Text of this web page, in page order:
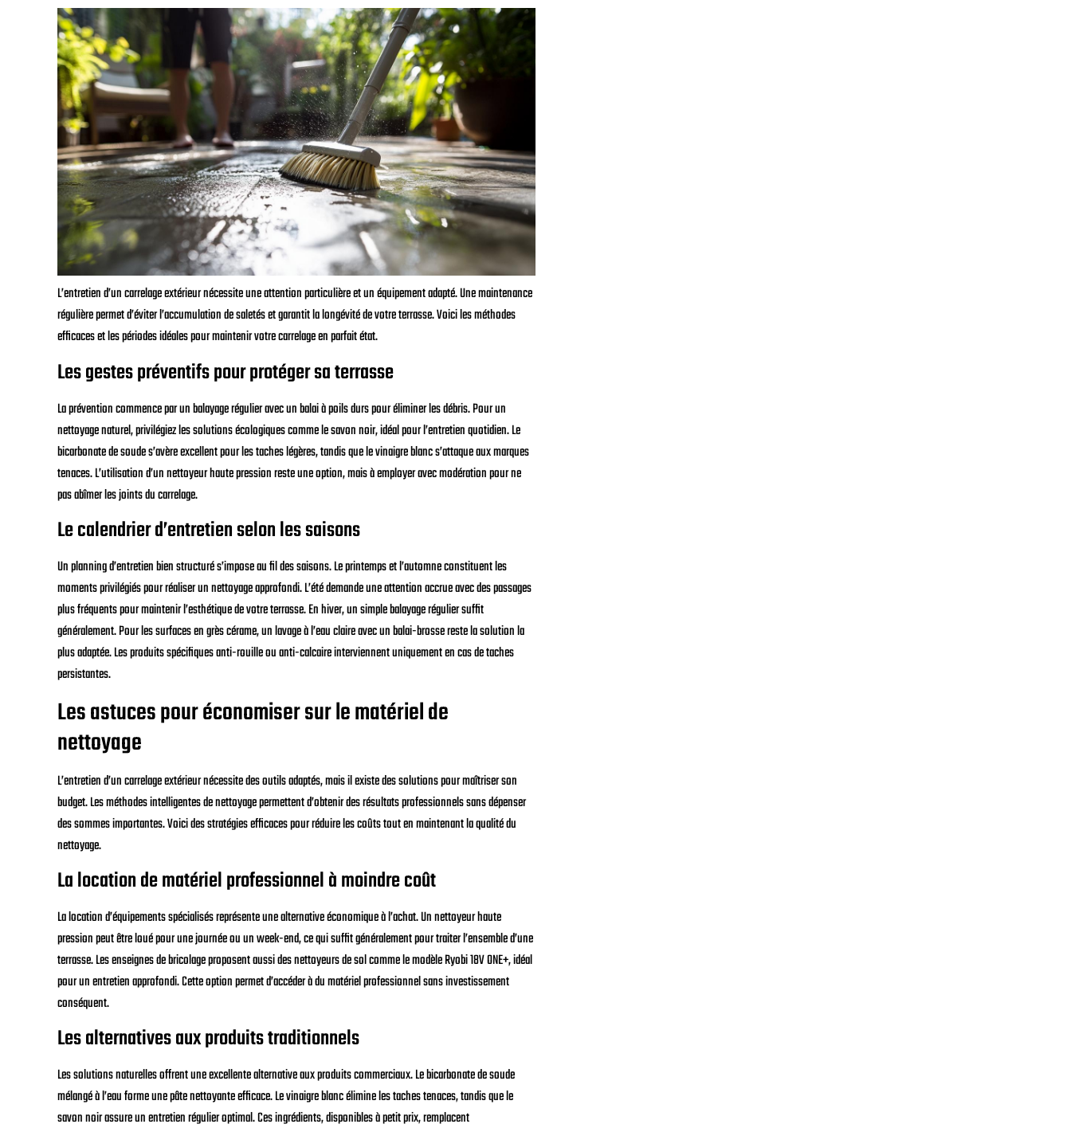
L’entretien d’un carrelage extérieur nécessite une attention particulière et un équipement adapté. Une maintenance
régulière permet d’éviter l’accumulation de saletés et garantit la longévité de votre terrasse. Voici les méthodes
efficaces et les périodes idéales pour maintenir votre carrelage en parfait état.
Les gestes préventifs pour protéger sa terrasse
La prévention commence par un balayage régulier avec un balai à poils durs pour éliminer les débris. Pour un
nettoyage naturel, privilégiez les solutions écologiques comme le savon noir, idéal pour l’entretien quotidien. Le
bicarbonate de soude s’avère excellent pour les taches légères, tandis que le vinaigre blanc s’attaque aux marques
tenaces. L’utilisation d’un nettoyeur haute pression reste une option, mais à employer avec modération pour ne
pas abîmer les joints du carrelage.
Le calendrier d’entretien selon les saisons
Un planning d’entretien bien structuré s’impose au fil des saisons. Le printemps et l’automne constituent les
moments privilégiés pour réaliser un nettoyage approfondi. L’été demande une attention accrue avec des passages
plus fréquents pour maintenir l’esthétique de votre terrasse. En hiver, un simple balayage régulier suffit
généralement. Pour les surfaces en grès cérame, un lavage à l’eau claire avec un balai-brosse reste la solution la
plus adaptée. Les produits spécifiques anti-rouille ou anti-calcaire interviennent uniquement en cas de taches
persistantes.
Les astuces pour économiser sur le matériel de
nettoyage
L’entretien d’un carrelage extérieur nécessite des outils adaptés, mais il existe des solutions pour maîtriser son
budget. Les méthodes intelligentes de nettoyage permettent d’obtenir des résultats professionnels sans dépenser
des sommes importantes. Voici des stratégies efficaces pour réduire les coûts tout en maintenant la qualité du
nettoyage.
La location de matériel professionnel à moindre coût
La location d’équipements spécialisés représente une alternative économique à l’achat. Un nettoyeur haute
pression peut être loué pour une journée ou un week-end, ce qui suffit généralement pour traiter l’ensemble d’une
terrasse. Les enseignes de bricolage proposent aussi des nettoyeurs de sol comme le modèle Ryobi 18V ONE+, idéal
pour un entretien approfondi. Cette option permet d’accéder à du matériel professionnel sans investissement
conséquent.
Les alternatives aux produits traditionnels
Les solutions naturelles offrent une excellente alternative aux produits commerciaux. Le bicarbonate de soude
mélangé à l’eau forme une pâte nettoyante efficace. Le vinaigre blanc élimine les taches tenaces, tandis que le
savon noir assure un entretien régulier optimal. Ces ingrédients, disponibles à petit prix, remplacent